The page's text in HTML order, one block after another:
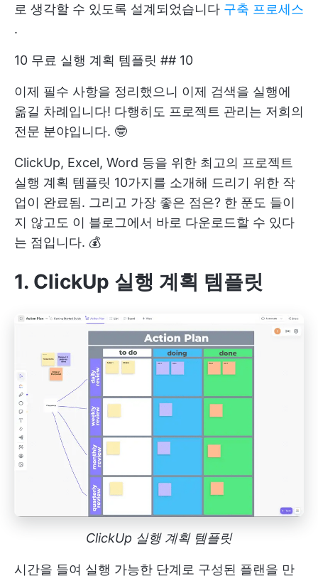
로 생각할 수 있도록 설계되었습니다 구축 프로세스
.
10 무료 실행 계획 템플릿 ## 10
이제 필수 사항을 정리했으니 이제 검색을 실행에
옮길 차례입니다! 다행히도 프로젝트 관리는 저희의
전문 분야입니다. 🤓
ClickUp, Excel, Word 등을 위한 최고의 프로젝트
실행 계획 템플릿 10가지를 소개해 드리기 위한 작
업이 완료됨. 그리고 가장 좋은 점은? 한 푼도 들이
지 않고도 이 블로그에서 바로 다운로드할 수 있다
는 점입니다. 💰
1. ClickUp 실행 계획 템플릿
ClickUp 실행 계획 템플릿
시간을 들여 실행 가능한 단계로 구성된 플랜을 만